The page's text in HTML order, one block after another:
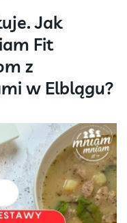
Jak
Fit
z
w Elblągu?